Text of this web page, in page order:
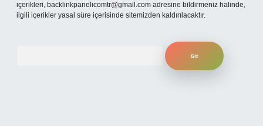
içerikleri, backlinkpanelicomtr@gmail.com adresine bildirmeniz halinde,
ilgili içerikler yasal süre içerisinde sitemizden kaldırılacaktır.